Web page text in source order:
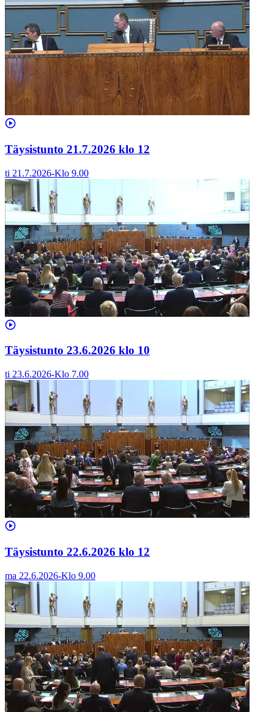
Täysistunto 21.7.2026 klo 12
ti 21.7.2026-Klo 9.00
Täysistunto 23.6.2026 klo 10
ti 23.6.2026-Klo 7.00
Täysistunto 22.6.2026 klo 12
ma 22.6.2026-Klo 9.00